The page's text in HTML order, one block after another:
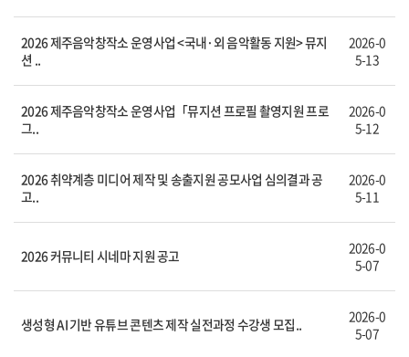
2026 제주음악창작소 운영사업 <국내·외 음악활동 지원> 뮤지
션 ..
2026-0
5-13
2026 제주음악창작소 운영사업「뮤지션 프로필 촬영지원 프로
그..
2026-0
5-12
2026 취약계층 미디어 제작 및 송출지원 공모사업 심의결과 공
고..
2026-0
5-11
2026 커뮤니티 시네마 지원 공고
2026-0
5-07
생성형 AI 기반 유튜브 콘텐츠 제작 실전과정 수강생 모집..
2026-0
5-07